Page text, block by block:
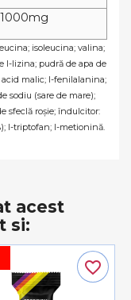
1000mg
isoleucina; valina;
l-lizina; pudră de apa de
acid malic; l-fenilalanina;
sodiu (sare de mare);
sfeclă roșie; îndulcitor:
l-triptofan; l-metionină.
acest
si:
favorite_border